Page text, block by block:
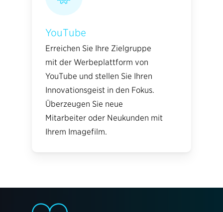
YouTube
Erreichen Sie Ihre Zielgruppe
mit der Werbeplattform von
YouTube und stellen Sie Ihren
Innovationsgeist in den Fokus.
Überzeugen Sie neue
Mitarbeiter oder Neukunden mit
Ihrem Imagefilm.